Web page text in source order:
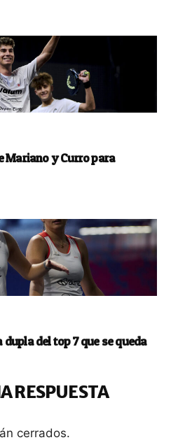
Mariano y Curro para
del top 7 que se queda
RESPUESTA
cerrados.